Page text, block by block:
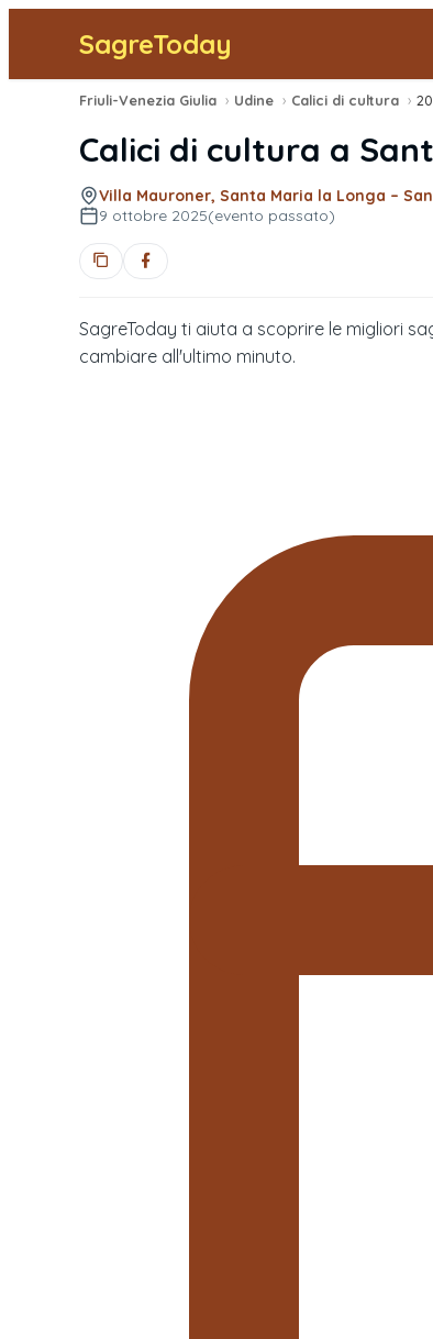
SagreToday
Friuli-Venezia Giulia › Udine › Calici di cultura ›
Calici di cultura a
Villa Mauroner, Santa Maria la Longa –
9 ottobre 2025(evento passato)
SagreToday ti aiuta a scoprire le migliori
cambiare all'ultimo minuto.